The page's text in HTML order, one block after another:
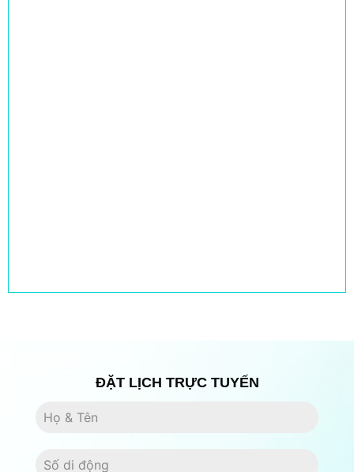
ĐẶT LỊCH TRỰC TUYẾN